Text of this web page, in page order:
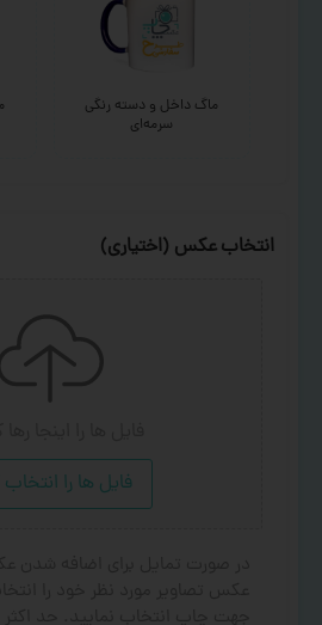
ماگ داخل و دسته رنگی
سرمه‌ای
انتخاب عکس (اختیاری)
فایل ها را انتخاب